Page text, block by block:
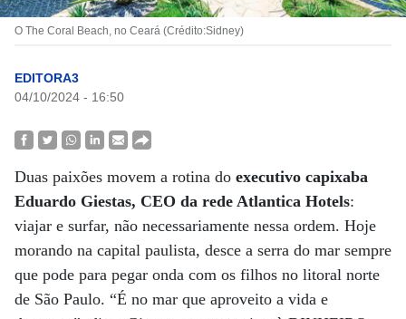
O The Coral Beach, no Ceará (Crédito:Sidney)
EDITORA3
04/10/2024 - 16:50
Duas paixões movem a rotina do executivo capixaba
Eduardo Giestas, CEO da rede Atlantica Hotels:
viajar e surfar, não necessariamente nessa ordem. Hoje
morando na capital paulista, desce a serra do mar sempre
que pode para pegar onda com os filhos no litoral norte
de São Paulo. “É no mar que aproveito a vida e